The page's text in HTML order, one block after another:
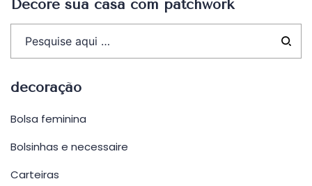
Decore sua casa com patchwork
decoração
Bolsa feminina
Bolsinhas e necessaire
Carteiras